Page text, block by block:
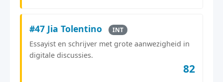
#47 Jia Tolentino INT
Essayist en schrijver met grote aanwezigheid in
digitale discussies.
82